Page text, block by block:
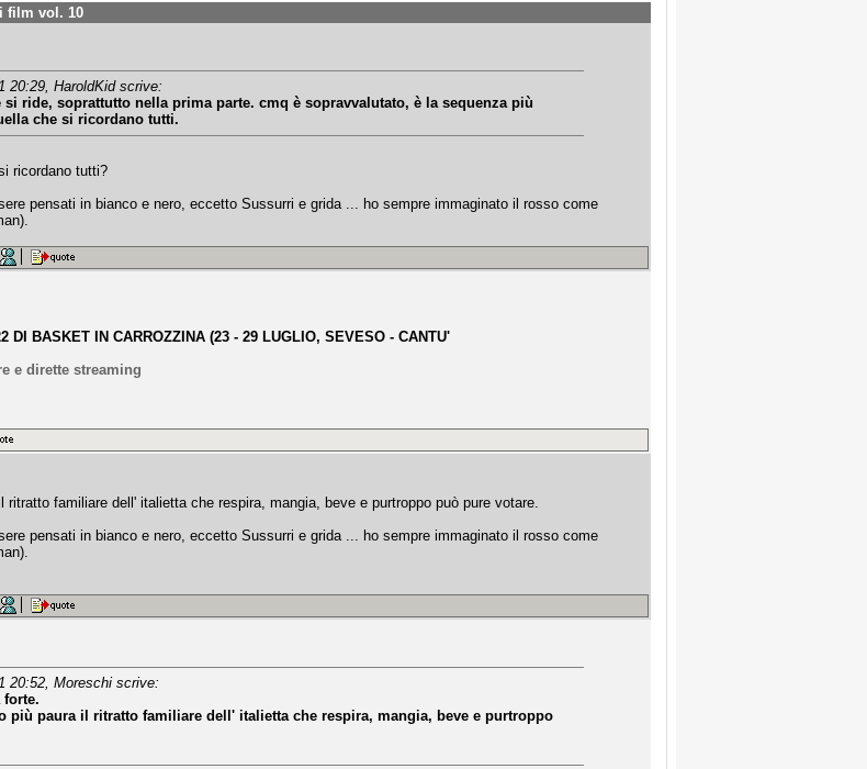
film vol. 10
20:29, HaroldKid scrive:
si ride, soprattutto nella prima parte. cmq è sopravvalutato, è la sequenza più
che si ricordano tutti.
ricordano tutti?
pensati in bianco e nero, eccetto Sussurri e grida ... ho sempre immaginato il rosso come
DI BASKET IN CARROZZINA (23 - 29 LUGLIO, SEVESO - CANTU'
e dirette streaming
ritratto familiare dell' italietta che respira, mangia, beve e purtroppo può pure votare.
pensati in bianco e nero, eccetto Sussurri e grida ... ho sempre immaginato il rosso come
20:52, Moreschi scrive:
forte.
più paura il ritratto familiare dell' italietta che respira, mangia, beve e purtroppo